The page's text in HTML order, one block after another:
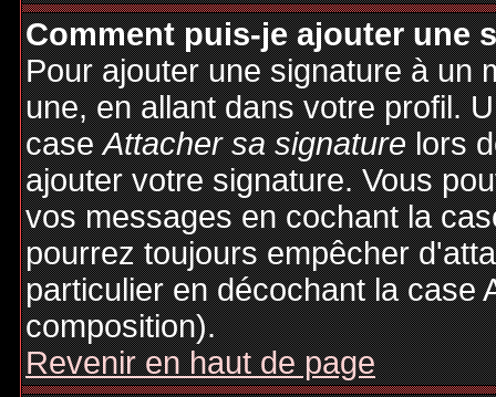
Comment puis-je ajouter une
Pour ajouter une signature à un
une, en allant dans votre profil.
caseAttacher sa signaturelors
ajouter votre signature. Vous
vos messages en cochant la
pourrez toujours empêcher
particulier en décochant la case
composition).
Revenir en haut de page